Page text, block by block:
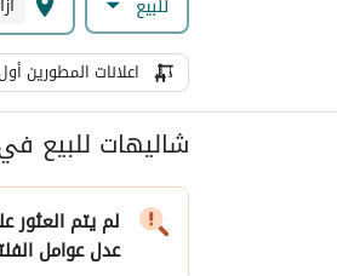
اعلانات المطورين
شاليهات للبيع في
لم يتم العثور
عدل عوامل